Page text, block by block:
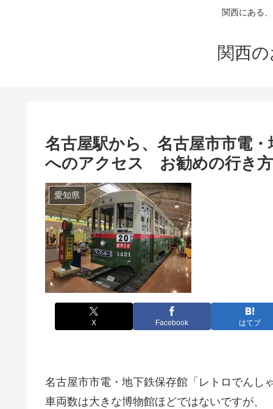
関西にある
関西
名古屋駅から、名古屋市市電
へのアクセス お勧めの行き
愛知県
X Facebook はてブ
名古屋市市電・地下鉄保存館「レトロでんし
車両数は大きな博物館ほどではないですが、